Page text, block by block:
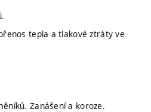
tepla a tlakové ztráty ve
Zanášení a koroze.